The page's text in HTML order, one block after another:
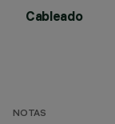
Cableado
NOTAS